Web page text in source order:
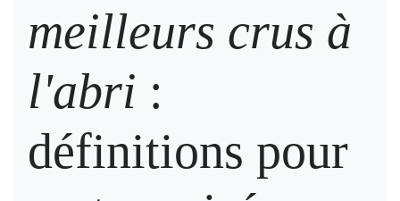
meilleurs crus à
l'abri :
définitions pour